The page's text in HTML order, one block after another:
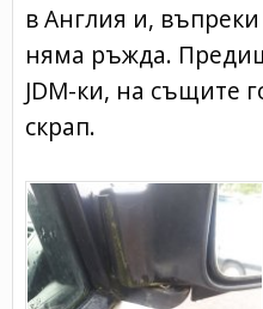
в Англия и,
няма ръжда.
JDM-ки, на същите
скрап.